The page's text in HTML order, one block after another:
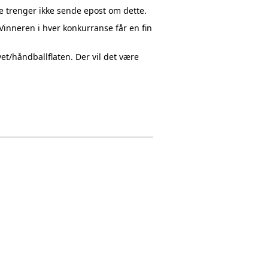
ikke sende epost om dette.
i hver konkurranse får en fin
håndballflaten. Der vil det være